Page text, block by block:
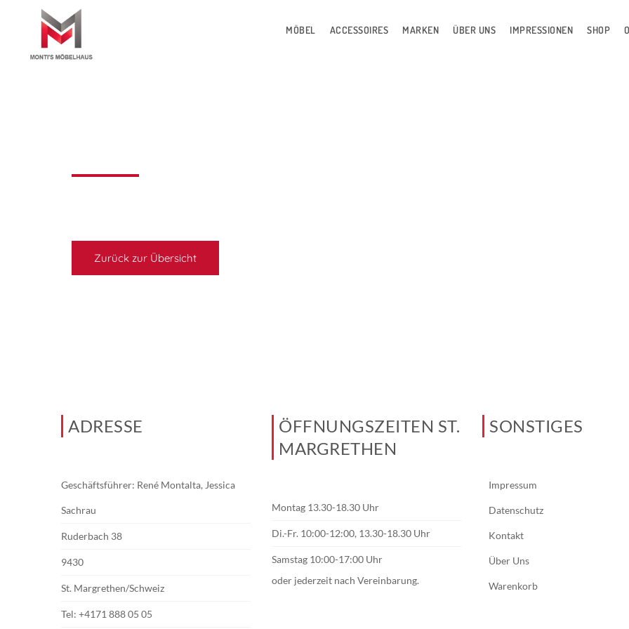
MÖBEL ACCESSOIRES MARKEN ÜBER UNS IMPRESSIONEN SHOP
Zurück zur Übersicht
ADRESSE
Geschäftsführer: René Montalta, Jessica
Sachrau
Ruderbach 38
9430
St. Margrethen/Schweiz
Tel: +4171 888 05 05
ÖFFNUNGSZEITEN ST.
MARGRETHEN
Montag 13.30-18.30 Uhr
Di.-Fr. 10:00-12:00, 13.30-18.30 Uhr
Samstag 10:00-17:00 Uhr
oder jederzeit nach Vereinbarung.
SONSTIGES
Impressum
Datenschutz
Kontakt
Über Uns
Warenkorb